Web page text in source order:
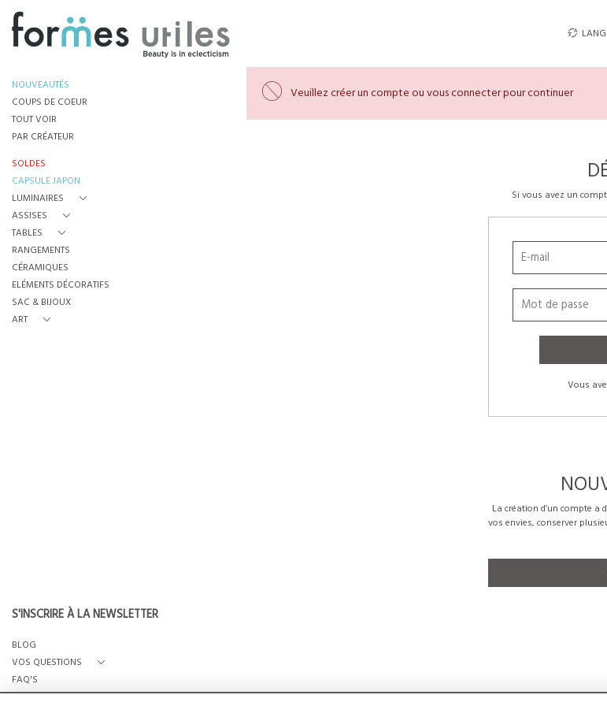
NOUVEAUTÉS
COUPS DE COEUR
TOUT VOIR
PAR CRÉATEUR
SOLDES
CAPSULE JAPON
LUMINAIRES
ASSISES
TABLES
RANGEMENTS
CÉRAMIQUES
ELÉMENTS DÉCORATIFS
SAC & BIJOUX
ART
S'INSCRIRE À LA NEWSLETTER
BLOG
VOS QUESTIONS
FAQ'S
QUI SOMMES-NOUS?
Veuillez créer un compte ou vous connecter pour continuer
Si vous avez un
Vous
La création d’un compte
vos envies, conserver